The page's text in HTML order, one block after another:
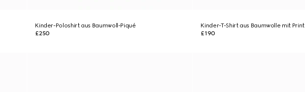
Kinder-Poloshirt aus Baumwoll-Piqué
£250
Kinder-T-Shirt aus Baumwolle mit Print
£190